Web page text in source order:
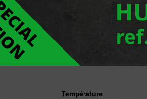
Température